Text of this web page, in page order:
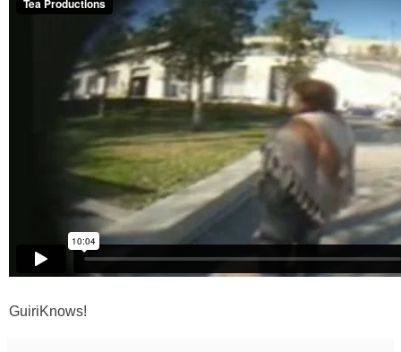
GuiriKnows!